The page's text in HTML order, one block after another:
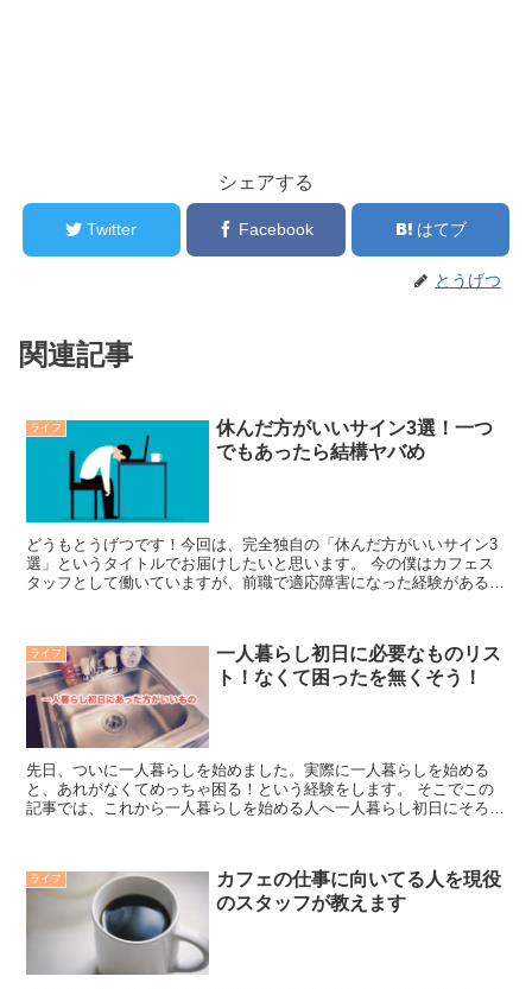
シェアする
Twitter Facebook はてブ
とうげつ
関連記事
ライフ
休んだ方がいいサイン3選！一つ
でもあったら結構ヤバめ
どうもとうげつです！今回は、完全独自の「休んだ方がいいサイン3
選」というタイトルでお届けしたいと思います。 今の僕はカフェス
タッフとして働いていますが、前職で適応障害になった経験があるん
ライフ
一人暮らし初日に必要なものリス
ト！なくて困ったを無くそう！
先日、ついに一人暮らしを始めました。実際に一人暮らしを始める
と、あれがなくてめっちゃ困る！という経験をします。 そこでこの
記事では、これから一人暮らしを始める人へ一人暮らし初日にそろえ
ライフ
カフェの仕事に向いてる人を現役
のスタッフが教えます